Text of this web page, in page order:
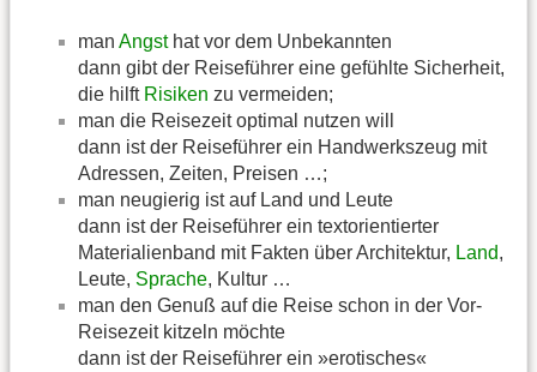
man Angsthat vor dem Unbekannten
dann gibt der Reiseführer eine gefühlte Sicherheit,
die hilft Risiken zu vermeiden;
man die Reisezeit optimal nutzen will
dann ist der Reiseführer ein Handwerkszeug mit
Adressen, Zeiten, Preisen …;
man neugierig ist auf Land und Leute
dann ist der Reiseführer ein textorientierter
Materialienband mit Fakten über Architektur, Land,
Leute, Sprache, Kultur …
man den Genuß auf die Reise schon in der Vor-
Reisezeit kitzeln möchte
dann ist der Reiseführer ein »erotisches«